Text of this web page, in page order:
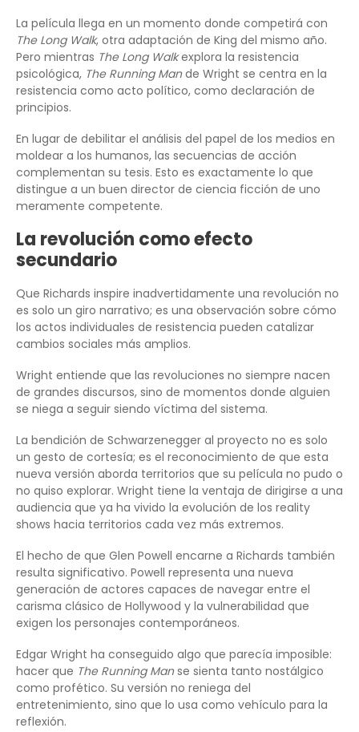
La película llega en un momento donde competirá con
The Long Walk, otra adaptación de King del mismo año.
Pero mientras The Long Walkexplora la resistencia
psicológica, The Running Mande Wright se centra en la
resistencia como acto político, como declaración de
principios.
En lugar de debilitar el análisis del papel de los medios en
moldear a los humanos, las secuencias de acción
complementan su tesis. Esto es exactamente lo que
distingue a un buen director de ciencia ficción de uno
meramente competente.
La revolución como efecto
secundario
Que Richards inspire inadvertidamente una revolución no
es solo un giro narrativo; es una observación sobre cómo
los actos individuales de resistencia pueden catalizar
cambios sociales más amplios.
Wright entiende que las revoluciones no siempre nacen
de grandes discursos, sino de momentos donde alguien
se niega a seguir siendo víctima del sistema.
La bendición de Schwarzenegger al proyecto no es solo
un gesto de cortesía; es el reconocimiento de que esta
nueva versión aborda territorios que su película no pudo o
no quiso explorar. Wright tiene la ventaja de dirigirse a una
audiencia que ya ha vivido la evolución de los reality
shows hacia territorios cada vez más extremos.
El hecho de que Glen Powell encarne a Richards también
resulta significativo. Powell representa una nueva
generación de actores capaces de navegar entre el
carisma clásico de Hollywood y la vulnerabilidad que
exigen los personajes contemporáneos.
Edgar Wright ha conseguido algo que parecía imposible:
hacer que The Running Manse sienta tanto nostálgico
como profético. Su versión no reniega del
entretenimiento, sino que lo usa como vehículo para la
reflexión.